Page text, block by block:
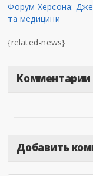
Форум Херсона:
та медицини
{related-news}
Комментарии
Добавить